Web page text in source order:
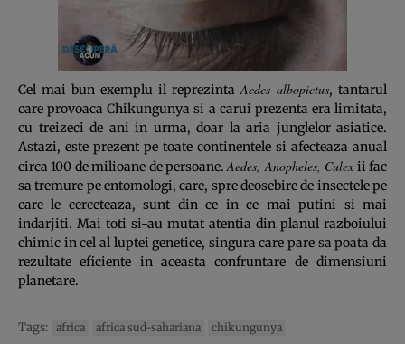
Cel mai bun exemplu il reprezintaAedes albopictus, tantarul
care provoaca Chikungunya si a carui prezenta era limitata,
cu treizeci de ani in urma, doar la aria junglelor asiatice.
Astazi, este prezent pe toate continentele si afecteaza anual
circa 100 de milioane de persoane.Aedes, Anopheles, Culex ii fac
sa tremure pe entomologi, care, spre deosebire de insectele pe
care le cerceteaza, sunt din ce in ce mai putini si mai
indarjiti. Mai toti si-au mutat atentia din planul razboiului
chimic in cel al luptei genetice, singura care pare sa poata da
rezultate eficiente in aceasta confruntare de dimensiuni
planetare.
Tags: africa africa sud-sahariana chikungunya